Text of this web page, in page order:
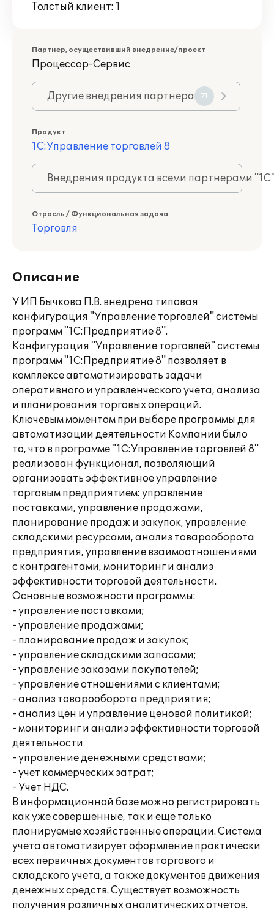
Толстый клиент: 1
Партнер, осуществивший внедрение/проект
Процессор-Сервис
Другие внедрения партнера 71
Продукт
1С:Управление торговлей 8
Внедрения продукта всеми партнерами
Отрасль / Функциональная задача
Торговля
Описание
У ИП Бычкова П.В. внедрена типовая
конфигурация "Управление торговлей" системы
программ "1С:Предприятие 8".
Конфигурация "Управление торговлей" системы
программ "1С:Предприятие 8" позволяет в
комплексе автоматизировать задачи
оперативного и управленческого учета, анализа
и планирования торговых операций.
Ключевым моментом при выборе программы для
автоматизации деятельности Компании было
то, что в программе "1С:Управление торговлей 8"
реализован функционал, позволяющий
организовать эффективное управление
торговым предприятием: управление
поставками, управление продажами,
планирование продаж и закупок, управление
складскими ресурсами, анализ товарооборота
предприятия, управление взаимоотношениями
с контрагентами, мониторинг и анализ
эффективности торговой деятельности.
Основные возможности программы:
- управление поставками;
- управление продажами;
- планирование продаж и закупок;
- управление складскими запасами;
- управление заказами покупателей;
- управление отношениями с клиентами;
- анализ товарооборота предприятия;
- анализ цен и управление ценовой политикой;
- мониторинг и анализ эффективности торговой
деятельности
- управление денежными средствами;
- учет коммерческих затрат;
- Учет НДС.
В информационной базе можно регистрировать
как уже совершенные, так и еще только
планируемые хозяйственные операции. Система
учета автоматизирует оформление практически
всех первичных документов торгового и
складского учета, а также документов движения
денежных средств. Существует возможность
получения различных аналитических отчетов.